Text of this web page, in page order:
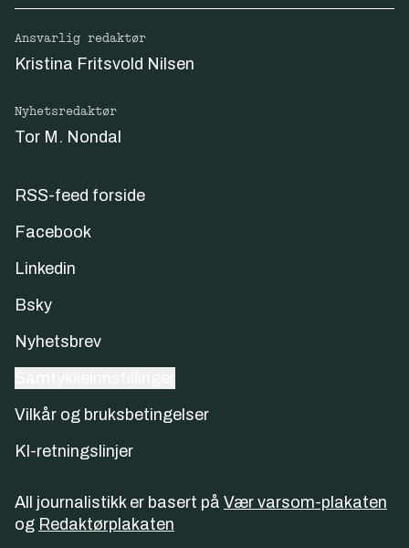
Ansvarlig redaktør
Kristina Fritsvold Nilsen
Nyhetsredaktør
Tor M. Nondal
RSS-feed forside
Facebook
Linkedin
Bsky
Nyhetsbrev
Vilkår og bruksbetingelser
KI-retningslinjer
All journalistikk er basert på Vær varsom-plakaten
og Redaktørplakaten